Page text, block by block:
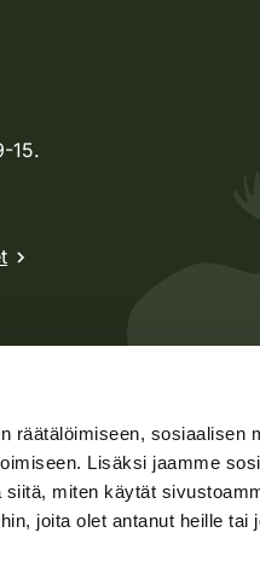
räätälöimiseen, sosiaalisen
Lisäksi jaamme
miten käytät
joita olet antanut heille tai
15.